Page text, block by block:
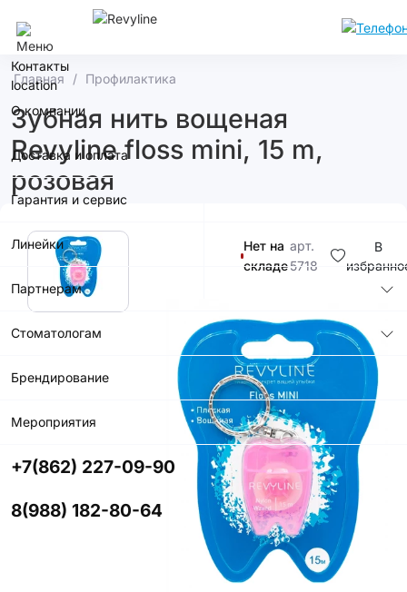
Контакты
О компании
Доставка и оплата
Гарантия и сервис
Линейки
Партнерам
Стоматологам
Брендирование
Мероприятия
+7(862) 227-09-90
8(988) 182-80-64
Главная Профилактика
Зубная нить вощеная
Revyline floss mini, 15 m,
розовая
Нет на
складе
арт.
5718
В
290р.
Купить в
приложении
со скидкой
Цвет
Характеристики